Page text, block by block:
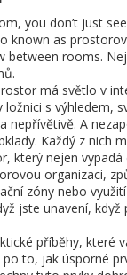
you don’t just
known as
between rooms.
má světlo v
ložnici s výhledem,
nepřívětivě. A
Každý z nich
který nejen
organizaci,
zóny nebo
jste unavení,
příběhy, které
to, jak úsporné